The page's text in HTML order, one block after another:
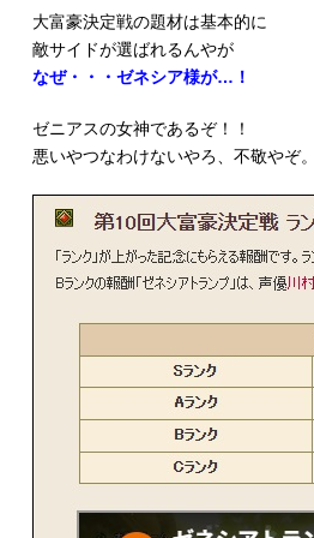
大富豪決定戦の題材は基本的に
敵サイドが選ばれるんやが
なぜ・・・ゼネシア様が…！
ゼニアスの女神であるぞ！！
悪いやつなわけないやろ、不敬やぞ